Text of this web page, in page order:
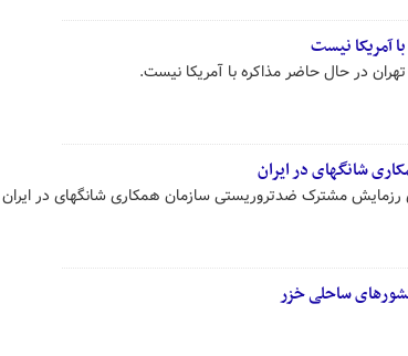
آمریکا نیست
در حال حاضر مذاکره با آمریکا نیست.
شانگهای در ایران
رزمایش مشترک ضدتروریستی سازمان همکاری شانگهای در
ساحلی خزر